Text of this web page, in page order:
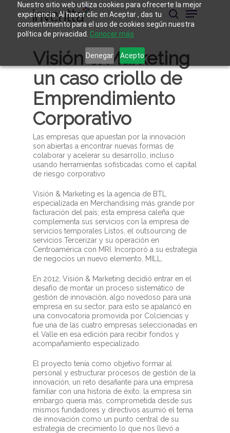
Nuestro sitio web utiliza cookies para ofrecerte la mejor
experiencia. Al hacer clic en Aceptar , das tu
consentimiento para el uso de cookies según nuestra
política de privacidad. Conocer más
Denegar Acepto
content
buscar
Menu
Visión & Marketing
un caso criollo de
Emprendimiento
Corporativo
Las empresas que apuestan por la innovación
son abiertas a encontrar nuevas formas de
colaborar y acelerar su desarrollo, incluso
usando herramientas sofisticadas como el capital
de riesgo corporativo
Visión & Marketing es la agencia de BTL
especializada en Merchandising más grande por
facturación del país; esta empresa caleña que
complementa sus servicios con la empresa de
servicios temporales Listos, el outsourcing de
servicios Tercerizar y su operación en
Centroamérica con MRI. Incorporó a su estrategia
de negocios un nuevo elemento, MILL.
En 2012, Visión & Marketing decidió entrar en el
desafío de montar un proceso sistemático de
gestión de innovación, algo novedoso para una
empresa en su sector, para esto se apalancó en
una convocatoria promovida por Colciencias y
fue una de las cuatro empresas seleccionadas en
el Valle en esa edición para recibir fondos y
acompañamiento especializado.
El proyecto tenía como objetivo formar al
personal y estructurar procesos de gestión de la
innovación, un reto desafiante para una empresa
familiar con una historia de éxito, la empresa sin
embargo quería más, comprometida desde sus
mismos fundadores y directivos asumió el tema
de innovación como un punto central de su
estrategia de crecimiento lo que nos llevó a